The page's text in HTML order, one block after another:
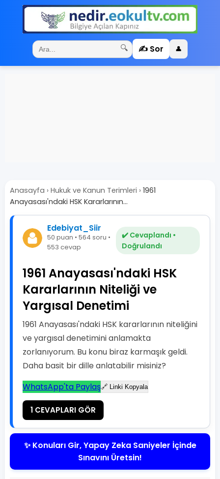
🔍 ✍️ Sor 👤
Anasayfa › Hukuk ve Kanun Terimleri › 1961
Anayasası'ndaki HSK Kararlarının...
Edebiyat_Siir
50 puan • 564 soru •
553 cevap
✔️ Cevaplandı •
Doğrulandı
1961 Anayasası'ndaki HSK
Kararlarının Niteliği ve
Yargısal Denetimi
1961 Anayasası'ndaki HSK kararlarının niteliğini
ve yargısal denetimini anlamakta
zorlanıyorum. Bu konu biraz karmaşık geldi.
Daha basit bir dille anlatabilir misiniz?
WhatsApp'ta Paylaş🔗 Linki Kopyala
1 CEVAPLARI GÖR
✨ Konuları Gir, Yapay Zeka Saniyeler İçinde
Sınavını Üretsin!